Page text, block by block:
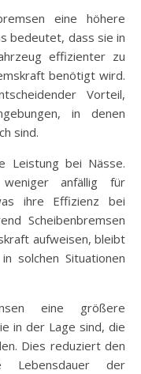
eine höhere
bedeutet, dass sie in
effizienter zu
benötigt wird.
Vorteil,
in denen
sind.
Leistung bei Nässe.
weniger anfällig für
ihre Effizienz bei
Scheibenbremsen
aufweisen, bleibt
solchen Situationen
eine größere
in der Lage sind, die
Dies reduziert den
Lebensdauer der